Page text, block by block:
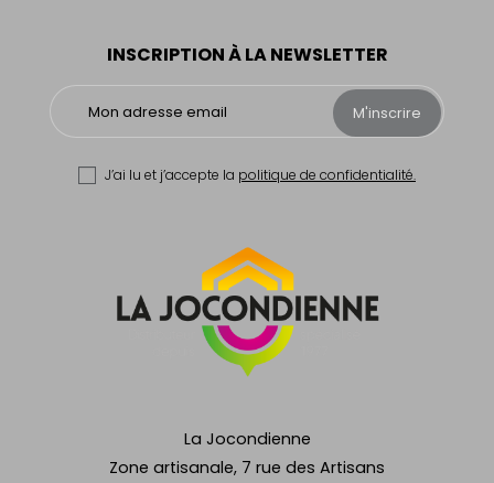
La Jocondienne
Zone artisanale, 7 rue des Artisans
INSCRIPTION À LA NEWSLETTER
M'inscrire
J’ai lu et j’accepte la politique de confidentialité.